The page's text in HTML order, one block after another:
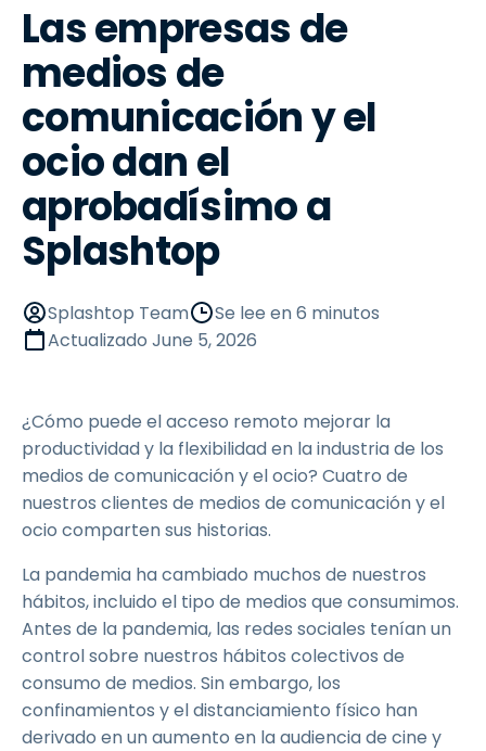
Las empresas de
medios de
comunicación y el
ocio dan el
aprobadísimo a
Splashtop
Splashtop Team
Se lee en 6 minutos
Actualizado June 5, 2026
¿Cómo puede el acceso remoto mejorar la
productividad y la flexibilidad en la industria de los
medios de comunicación y el ocio? Cuatro de
nuestros clientes de medios de comunicación y el
ocio comparten sus historias.
La pandemia ha cambiado muchos de nuestros
hábitos, incluido el tipo de medios que consumimos.
Antes de la pandemia, las redes sociales tenían un
control sobre nuestros hábitos colectivos de
consumo de medios. Sin embargo, los
confinamientos y el distanciamiento físico han
derivado en un aumento en la audiencia de cine y